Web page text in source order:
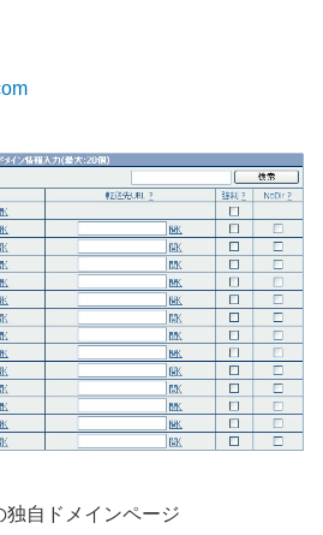
自ドメインページ